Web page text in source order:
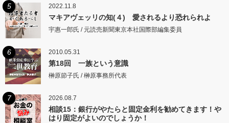
5 2022.11.8
マキアヴェッリの知(４) 愛されるより恐れられよ
宇惠一郎氏 / 元読売新聞東京本社国際部編集委員
6 2010.05.31
第18回 一族という意識
榊原節子氏 / 榊原事務所代表
7 2026.08.7
相談15：銀行がやたらと固定金利を勧めてきます！や
はり固定がよいのでしょうか！